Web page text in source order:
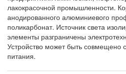
лакокрасочной промышленности.
анодированного алюминиевого
поликарбонат. Источник света
элементы разграничены
Устройство может быть совмещено
питания.